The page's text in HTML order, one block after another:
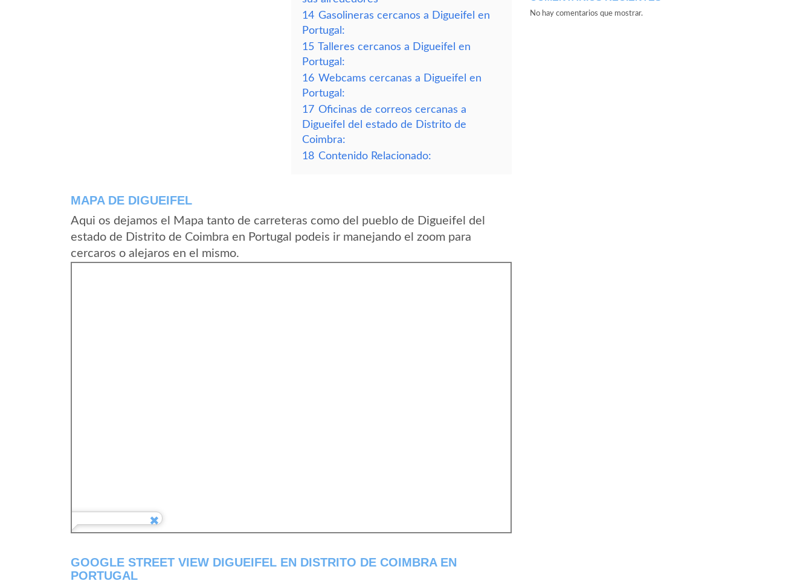
14 Gasolineras cercanos a Digueifel en
Portugal:
15 Talleres cercanos a Digueifel en
Portugal:
16 Webcams cercanas a Digueifel en
Portugal:
17 Oficinas de correos cercanas a
Digueifel del estado de Distrito de
Coimbra:
18 Contenido Relacionado:
MAPA DE DIGUEIFEL
Aqui os dejamos el Mapa tanto de carreteras como del pueblo de Digueifel del
estado de Distrito de Coimbra en Portugal podeis ir manejando el zoom para
cercaros o alejaros en el mismo.
GOOGLE STREET VIEW DIGUEIFEL EN DISTRITO DE COIMBRA EN
PORTUGAL
No hay comentarios que mostrar.